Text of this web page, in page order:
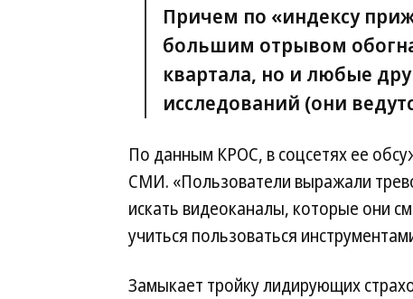
Причем по «индексу
большим отрывом
квартала, но и любые
исследований (они
По данным КРОС, в соцсетях ее
СМИ. «Пользователи выражали
искать видеоканалы, которые они
учиться пользоваться
Замыкает тройку лидирующих